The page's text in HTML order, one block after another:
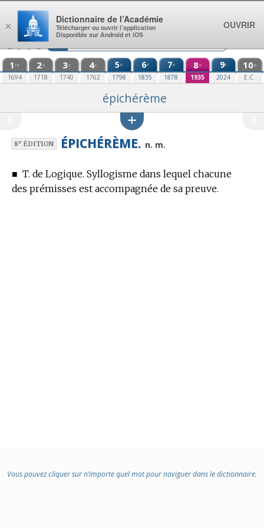
Aller au contenu
1 re
1694
2e
1718
3e
1740
4e
1762
5e
1798
6e
1835
7e
1878
8e
1935
9e
2024
10e
E.C.
épichérème
8eÉDITION ÉPICHÉRÈME. n. m.
■ T. de Logique. Syllogisme dans lequel chacune
des prémisses est accompagnée de sa preuve.
Vous pouvez cliquer sur n’importe quel mot pour naviguer dans le dictionnaire.
×
Dictionnaire de l’Académie
Télécharger ou ouvrir l’application
Disponible sur Android et iOS
OUVRIR